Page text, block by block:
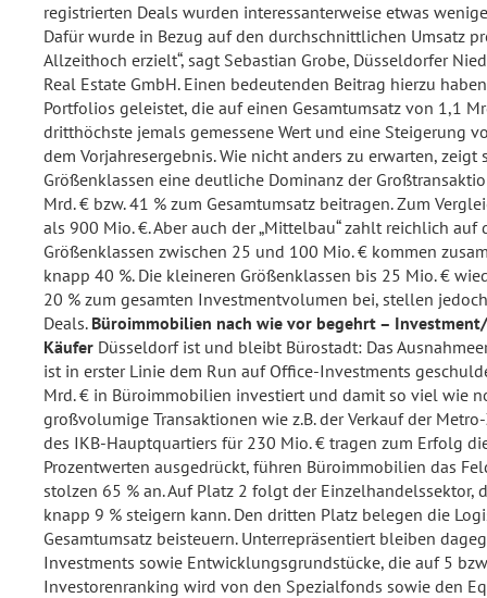
registrierten Deals wurden interessanterweise etwas
Dafür wurde in Bezug auf den durchschnittlichen Umsatz
Allzeithoch erzielt“, sagt Sebastian Grobe, Düsseldorfer
Real Estate GmbH. Einen bedeutenden Beitrag hierzu
Portfolios geleistet, die auf einen Gesamtumsatz von 1,1
dritthöchste jemals gemessene Wert und eine Steigerung
dem Vorjahresergebnis. Wie nicht anders zu erwarten,
Größenklassen eine deutliche Dominanz der
Mrd. € bzw. 41 % zum Gesamtumsatz beitragen. Zum
als 900 Mio. €. Aber auch der „Mittelbau“ zahlt reichlich auf
Größenklassen zwischen 25 und 100 Mio. € kommen
knapp 40 %. Die kleineren Größenklassen bis 25 Mio. €
20 % zum gesamten Investmentvolumen bei, stellen
Deals. Büroimmobilien nach wie vor begehrt –
Käufer Düsseldorf ist und bleibt Bürostadt: Das
ist in erster Linie dem Run auf Office-Investments
Mrd. € in Büroimmobilien investiert und damit so viel wie
großvolumige Transaktionen wie z.B. der Verkauf der
des IKB-Hauptquartiers für 230 Mio. € tragen zum Erfolg
Prozentwerten ausgedrückt, führen Büroimmobilien das
stolzen 65 % an. Auf Platz 2 folgt der Einzelhandelssektor,
knapp 9 % steigern kann. Den dritten Platz belegen die
Gesamtumsatz beisteuern. Unterrepräsentiert bleiben
Investments sowie Entwicklungsgrundstücke, die auf 5
Investorenranking wird von den Spezialfonds sowie den